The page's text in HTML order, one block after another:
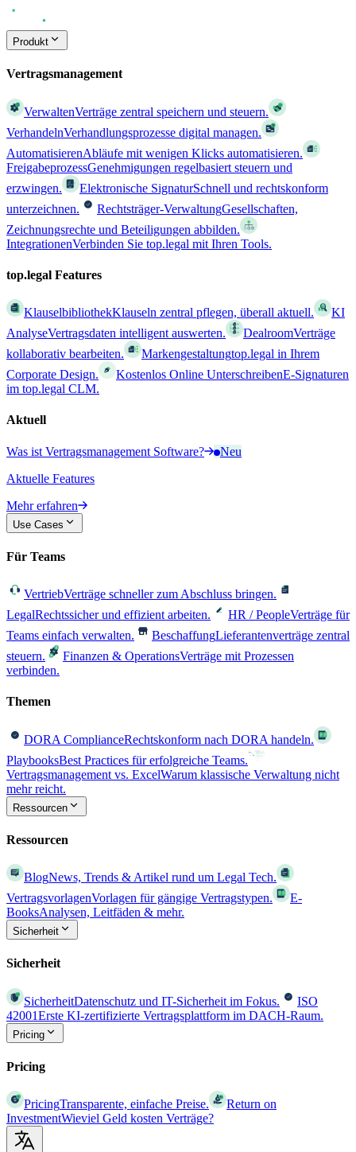
Produkt
Vertragsmanagement
VerwaltenVerträge zentral speichern und steuern.
VerhandelnVerhandlungsprozesse digital managen.
AutomatisierenAbläufe mit wenigen Klicks automatisieren.
FreigabeprozessGenehmigungen regelbasiert steuern und
erzwingen.
Elektronische SignaturSchnell und rechtskonform
unterzeichnen.
Rechtsträger-VerwaltungGesellschaften,
Zeichnungsrechte und Beteiligungen abbilden.
IntegrationenVerbinden Sie top.legal mit Ihren Tools.
top.legal Features
KlauselbibliothekKlauseln zentral pflegen, überall aktuell.
KI
AnalyseVertragsdaten intelligent auswerten. DealroomVerträge
kollaborativ bearbeiten.
Markengestaltungtop.legal in Ihrem
Corporate Design.
Kostenlos Online UnterschreibenE-Signaturen
im top.legal CLM.
Aktuell
Was ist Vertragsmanagement Software?
Neu
Aktuelle Features
Mehr erfahren
Use Cases
Für Teams
VertriebVerträge schneller zum Abschluss bringen.
LegalRechtssicher und effizient arbeiten. HR / PeopleVerträge für
Teams einfach verwalten.
BeschaffungLieferantenverträge zentral
steuern.
Finanzen & OperationsVerträge mit Prozessen
verbinden.
Themen
DORA ComplianceRechtskonform nach DORA handeln.
PlaybooksBest Practices für erfolgreiche Teams.
Vertragsmanagement vs. ExcelWarum klassische Verwaltung nicht
mehr reicht.
Ressourcen
Ressourcen
BlogNews, Trends & Artikel rund um Legal Tech.
VertragsvorlagenVorlagen für gängige Vertragstypen.
E-
BooksAnalysen, Leitfäden & mehr.
Sicherheit
Sicherheit
SicherheitDatenschutz und IT-Sicherheit im Fokus.
ISO
42001Erste KI-zertifizierte Vertragsplattform im DACH-Raum.
Pricing
Pricing
PricingTransparente, einfache Preise.
Return on
InvestmentWieviel Geld kosten Verträge?